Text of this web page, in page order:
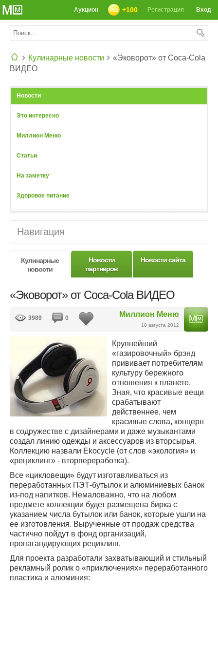
Вход
Регистрация
+100
Аукцион
Кулинарные новости
«Эковорот» от Coca-Cola
ВИДЕО
Новости
Это интересно
Миллион Меню
Статьи
На заметку
Здоровое питание
Навигация
Кулинарные
новости
Новости
партнеров
Новости сайта
«Эковорот» от Coca-Cola ВИДЕО
Миллион Меню
10 августа 2012
3989 0
Крупнейший
«газировочный» брэнд
прививает потребителям
культуру бережного
отношения к планете.
Зная, что красивые вещи
срабатывают
действеннее, чем
красивые слова, концерн
в содружестве с дизайнерами и даже музыкантами
создал линию одежды и аксессуаров из вторсырья.
Коллекцию назвали Ekocycle (от слов «экология» и
«рециклинг» - вторпереработка).
Все «цикловещи» будут изготавливаться из
переработанных ПЭТ-бутылок и алюминиевых банок
из-под напитков. Немаловажно, что на любом
предмете коллекции будет размещена бирка с
указанием числа бутылок или банок, которые ушли на
ее изготовления. Вырученные от продаж средства
частично пойдут в фонд организаций,
пропагандирующих рециклинг.
Для проекта разработали захватывающий и стильный
рекламный ролик о «приключениях» переработанного
пластика и алюминия: